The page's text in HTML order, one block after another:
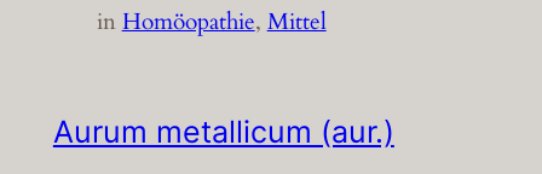
inHomöopathie, Mittel
Aurum metallicum (aur.)